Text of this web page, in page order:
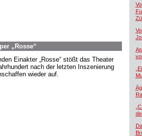
„Rosse“
Einakter „Rosse“ stößt das Theater
nach der letzten Inszenierung
wieder auf.